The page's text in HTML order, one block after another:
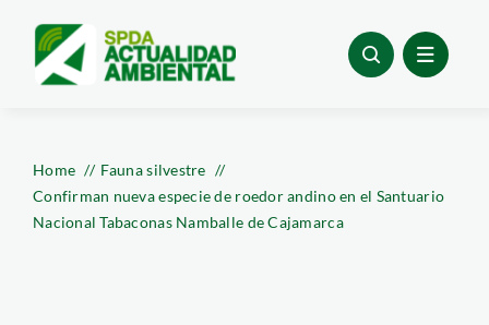
content
Home
Fauna silvestre
Confirman nueva especie de roedor andino en el Santuario
Nacional Tabaconas Namballe de Cajamarca